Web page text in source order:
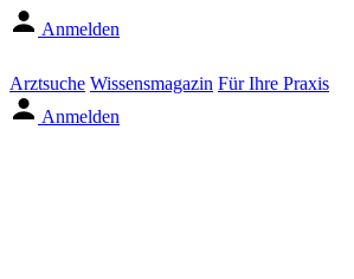
Anmelden
Arztsuche Wissensmagazin Für Ihre Praxis
Anmelden